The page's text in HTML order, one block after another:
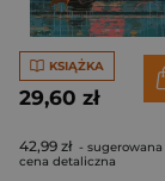
KSIĄŻKA
29,60 zł
42,99 zł - sugerowana
cena detaliczna